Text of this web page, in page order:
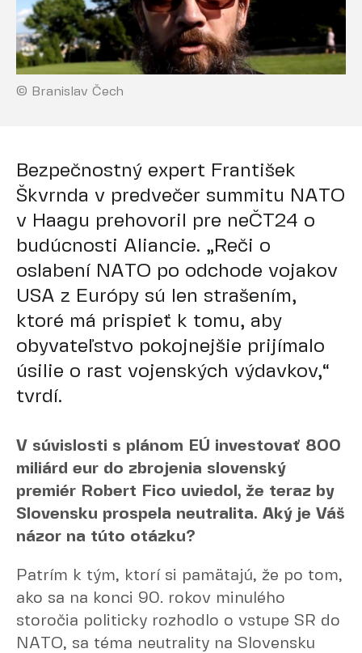
© Branislav Čech
Bezpečnostný expert František
Škvrnda v predvečer summitu NATO
v Haagu prehovoril pre neČT24 o
budúcnosti Aliancie. „Reči o
oslabení NATO po odchode vojakov
USA z Európy sú len strašením,
ktoré má prispieť k tomu, aby
obyvateľstvo pokojnejšie prijímalo
úsilie o rast vojenských výdavkov,“
tvrdí.
V súvislosti s plánom EÚ investovať 800
miliárd eur do zbrojenia slovenský
premiér Robert Fico uviedol, že teraz by
Slovensku prospela neutralita. Aký je Váš
názor na túto otázku?
Patrím k tým, ktorí si pamätajú, že po tom,
ako sa na konci 90. rokov minulého
storočia politicky rozhodlo o vstupe SR do
NATO, sa téma neutrality na Slovensku